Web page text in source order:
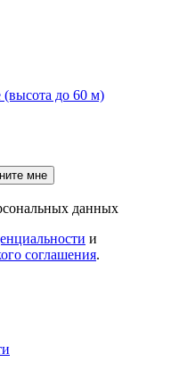
(высота до 60 м)
мне
данных
и
соглашения.